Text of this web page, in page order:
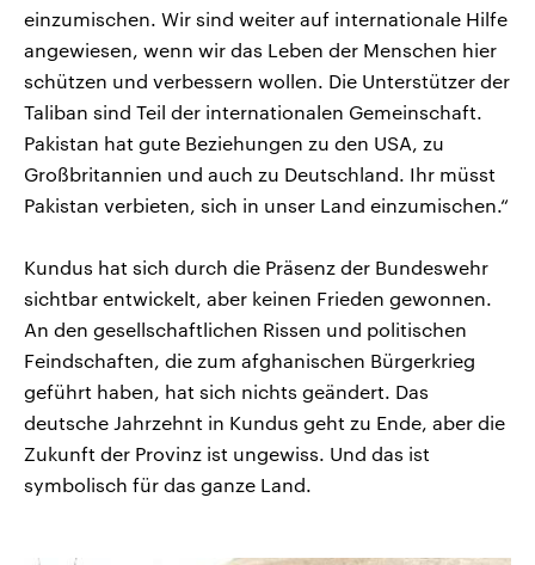
einzumischen. Wir sind weiter auf internationale Hilfe
angewiesen, wenn wir das Leben der Menschen hier
schützen und verbessern wollen. Die Unterstützer der
Taliban sind Teil der internationalen Gemeinschaft.
Pakistan hat gute Beziehungen zu den USA, zu
Großbritannien und auch zu Deutschland. Ihr müsst
Pakistan verbieten, sich in unser Land einzumischen.“
Kundus hat sich durch die Präsenz der Bundeswehr
sichtbar entwickelt, aber keinen Frieden gewonnen.
An den gesellschaftlichen Rissen und politischen
Feindschaften, die zum afghanischen Bürgerkrieg
geführt haben, hat sich nichts geändert. Das
deutsche Jahrzehnt in Kundus geht zu Ende, aber die
Zukunft der Provinz ist ungewiss. Und das ist
symbolisch für das ganze Land.